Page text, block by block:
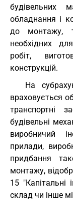
будівельних
обладнання і
до монтажу,
необхідних
робіт,
конструкцій.
На
враховується
транспортні
будівельні
виробничий
прилади,
придбання
монтажу,
15 "Капітальні
склад чи інше